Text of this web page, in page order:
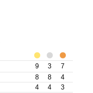
9 3
7
8 8
4
4 4
3